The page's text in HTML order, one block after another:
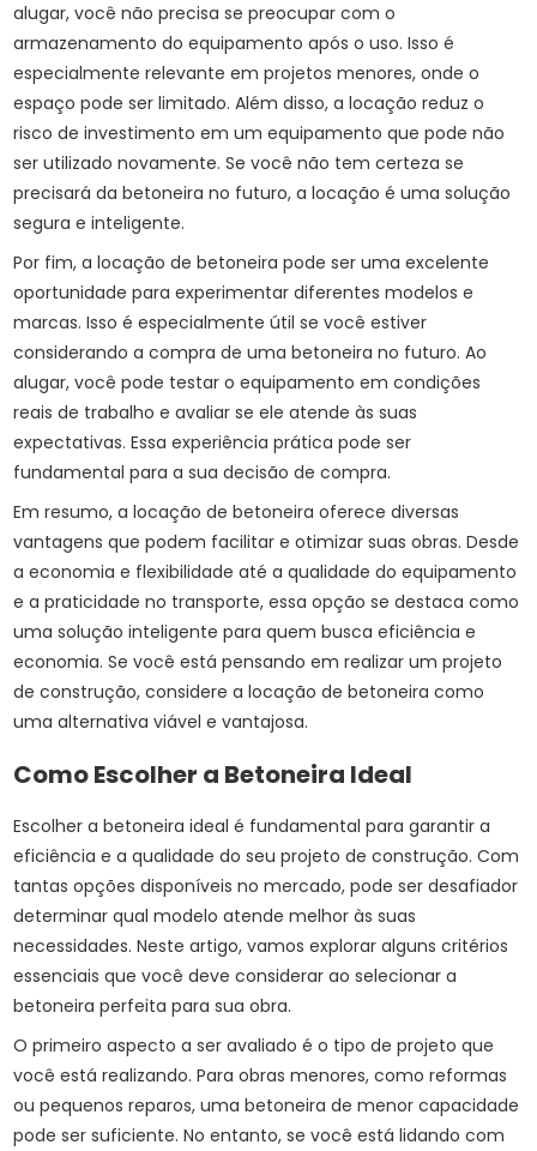
alugar, você não precisa se preocupar com o
armazenamento do equipamento após o uso. Isso é
especialmente relevante em projetos menores, onde o
espaço pode ser limitado. Além disso, a locação reduz o
risco de investimento em um equipamento que pode não
ser utilizado novamente. Se você não tem certeza se
precisará da betoneira no futuro, a locação é uma solução
segura e inteligente.
Por fim, a locação de betoneira pode ser uma excelente
oportunidade para experimentar diferentes modelos e
marcas. Isso é especialmente útil se você estiver
considerando a compra de uma betoneira no futuro. Ao
alugar, você pode testar o equipamento em condições
reais de trabalho e avaliar se ele atende às suas
expectativas. Essa experiência prática pode ser
fundamental para a sua decisão de compra.
Em resumo, a locação de betoneira oferece diversas
vantagens que podem facilitar e otimizar suas obras. Desde
a economia e flexibilidade até a qualidade do equipamento
e a praticidade no transporte, essa opção se destaca como
uma solução inteligente para quem busca eficiência e
economia. Se você está pensando em realizar um projeto
de construção, considere a locação de betoneira como
uma alternativa viável e vantajosa.
Como Escolher a Betoneira Ideal
Escolher a betoneira ideal é fundamental para garantir a
eficiência e a qualidade do seu projeto de construção. Com
tantas opções disponíveis no mercado, pode ser desafiador
determinar qual modelo atende melhor às suas
necessidades. Neste artigo, vamos explorar alguns critérios
essenciais que você deve considerar ao selecionar a
betoneira perfeita para sua obra.
O primeiro aspecto a ser avaliado é o tipo de projeto que
você está realizando. Para obras menores, como reformas
ou pequenos reparos, uma betoneira de menor capacidade
pode ser suficiente. No entanto, se você está lidando com